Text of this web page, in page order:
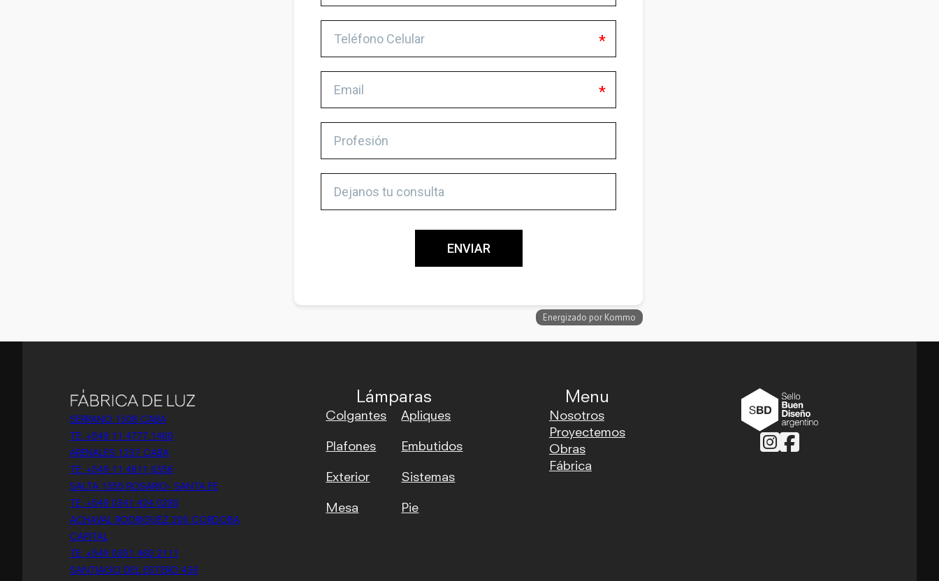
SERRANO 1308 CABA
TE: +549 11 4777 1460
ARENALES 1237 CABA
TE: +549 11 4811 6356
SALTA 1355 ROSARIO- SANTA FE
TE: +549 0341 424 0280
ACHAVAL RODRIGUEZ 200 CORDOBA
CAPITAL
TE: +549 0351 460 2111
SANTIAGO DEL ESTERO 436
Lámparas
Colgantes Apliques
Plafones Embutidos
Exterior Sistemas
Mesa Pie
Menu
Nosotros
Proyectemos
Obras
Fábrica
Follow us on Instagram
Follow us on Facebook